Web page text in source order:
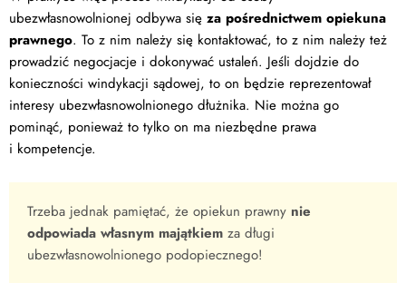
ubezwłasnowolnionej odbywa się za pośrednictwem opiekuna
prawnego. To z nim należy się kontaktować, to z nim należy też
prowadzić negocjacje i dokonywać ustaleń. Jeśli dojdzie do
konieczności windykacji sądowej, to on będzie reprezentował
interesy ubezwłasnowolnionego dłużnika. Nie można go
pominąć, ponieważ to tylko on ma niezbędne prawa
i kompetencje.
Trzeba jednak pamiętać, że opiekun prawny nie
odpowiada własnym majątkiem za długi
ubezwłasnowolnionego podopiecznego!